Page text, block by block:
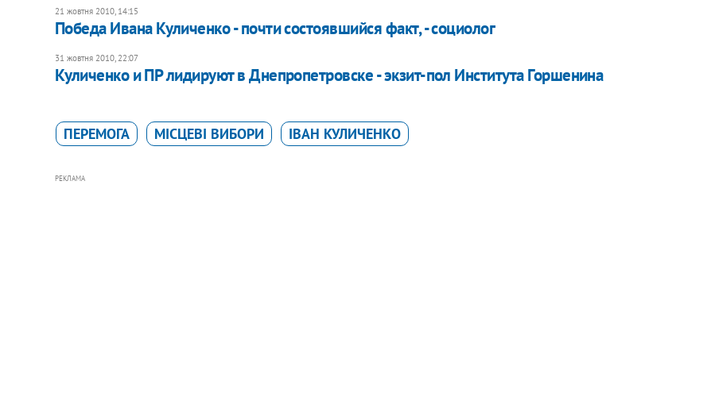
21 жовтня 2010, 14:15
Победа Ивана Куличенко - почти состоявшийся факт, - социолог
31 жовтня 2010, 22:07
Куличенко и ПР лидируют в Днепропетровске - экзит-пол Института Горшенина
ПЕРЕМОГА МІСЦЕВІ ВИБОРИ ІВАН КУЛИЧЕНКО
РЕКЛАМА